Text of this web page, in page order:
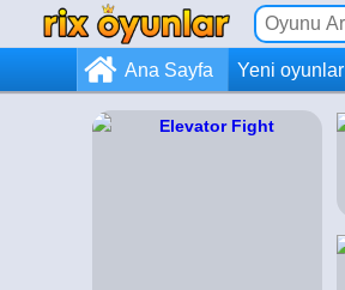
Ana Sayfa Yeni oyunlar